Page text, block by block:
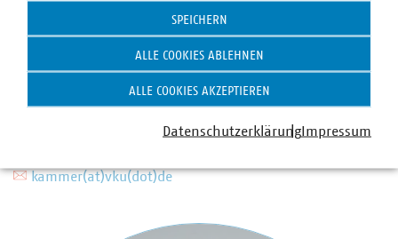
Anna Theresa Kammer
Stellvertretende Abteilungsleiterin und
Pressesprecherin mit Schwerpunkten Energie (Wärme,
Wasserstoff, Finanzierung der Energiewende) sowie
kammer(at)vku(dot)de
SPEICHERN
ALLE COOKIES ABLEHNEN
ALLE COOKIES AKZEPTIEREN
DatenschutzerklärungImpressum